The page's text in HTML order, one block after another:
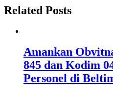
Related Posts
Amankan
845 dan Kodim
Personel di